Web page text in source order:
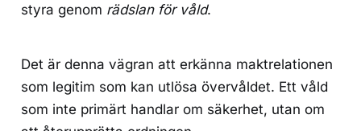
styra genom rädslan för våld.
Det är denna vägran att erkänna maktrelationen
som legitim som kan utlösa övervåldet. Ett våld
som inte primärt handlar om säkerhet, utan om